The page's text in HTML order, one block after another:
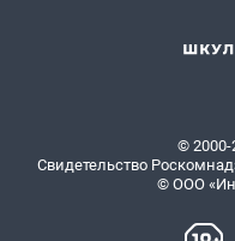
© 2000-
Свидетельство
© ООО